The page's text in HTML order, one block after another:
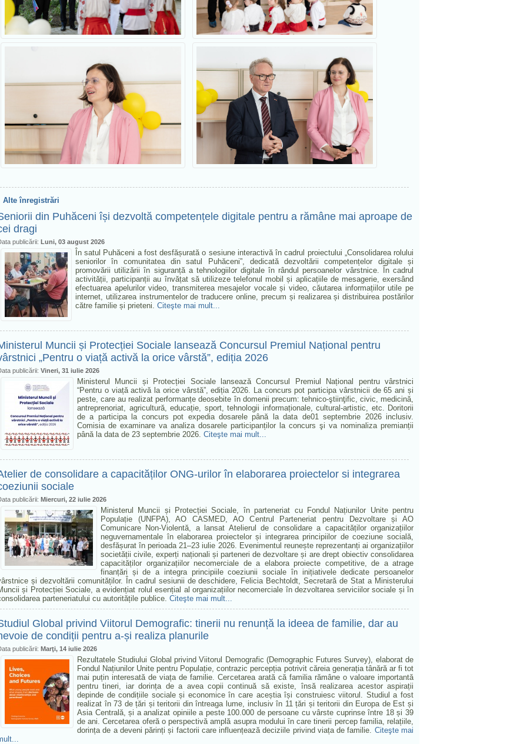
Alte înregistrări
din Puhăceni își dezvoltă competențele digitale pentru a rămâne mai aproape de
dragi
publicării: Luni, 03 august 2026
În satul Puhăceni a fost desfășurată o sesiune interactivă în cadrul proiectului „Consolidarea rolului
seniorilor în comunitatea din satul Puhăceni”, dedicată dezvoltării competențelor digitale și
promovării utilizării în siguranță a tehnologiilor digitale în rândul persoanelor vârstnice. În cadrul
activității, participanții au învățat să utilizeze telefonul mobil și aplicațiile de mesagerie, exersând
efectuarea apelurilor video, transmiterea mesajelor vocale și video, căutarea informațiilor utile pe
internet, utilizarea instrumentelor de traducere online, precum și realizarea și distribuirea postărilor
către familie și prieteni. Citeşte mai mult...
Muncii și Protecției Sociale lansează Concursul Premiul Național pentru
„Pentru o viață activă la orice vârstă”, ediția 2026
publicării: Vineri, 31 iulie 2026
Ministerul Muncii și Protecției Sociale lansează Concursul Premiul Național pentru vârstnici
“Pentru o viață activă la orice vârstă”, ediția 2026. La concurs pot participa vârstnicii de 65 ani și
peste, care au realizat performanțe deosebite în domenii precum: tehnico-ştiinţific, civic, medicină,
antreprenoriat, agricultură, educație, sport, tehnologii informaționale, cultural-artistic, etc. Doritorii
de a participa la concurs pot expedia dosarele până la data de01 septembrie 2026 inclusiv.
Comisia de examinare va analiza dosarele participanților la concurs şi va nominaliza premianții
până la data de 23 septembrie 2026. Citeşte mai mult...
de consolidare a capacităților ONG-urilor în elaborarea proiectelor si integrarea
sociale
publicării: Miercuri, 22 iulie 2026
Ministerul Muncii și Protecției Sociale, în parteneriat cu Fondul Națiunilor Unite pentru
Populație (UNFPA), AO CASMED, AO Centrul Parteneriat pentru Dezvoltare și AO
Comunicare Non-Violentă, a lansat Atelierul de consolidare a capacităților organizațiilor
neguvernamentale în elaborarea proiectelor și integrarea principiilor de coeziune socială,
desfășurat în perioada 21–23 iulie 2026. Evenimentul reunește reprezentanți ai organizațiilor
societății civile, experți naționali și parteneri de dezvoltare și are drept obiectiv consolidarea
capacităților organizațiilor necomerciale de a elabora proiecte competitive, de a atrage
finanțări și de a integra principiile coeziunii sociale în inițiativele dedicate persoanelor
și dezvoltării comunităților. În cadrul sesiunii de deschidere, Felicia Bechtoldt, Secretară de Stat a Ministerului
și Protecției Sociale, a evidențiat rolul esențial al organizațiilor necomerciale în dezvoltarea serviciilor sociale și în
parteneriatului cu autoritățile publice. Citeşte mai mult...
Global privind Viitorul Demografic: tinerii nu renunță la ideea de familie, dar au
de condiții pentru a-și realiza planurile
publicării: Marţi, 14 iulie 2026
Rezultatele Studiului Global privind Viitorul Demografic (Demographic Futures Survey), elaborat de
Fondul Națiunilor Unite pentru Populație, contrazic percepția potrivit căreia generația tânără ar fi tot
mai puțin interesată de viața de familie. Cercetarea arată că familia rămâne o valoare importantă
pentru tineri, iar dorința de a avea copii continuă să existe, însă realizarea acestor aspirații
depinde de condițiile sociale și economice în care aceștia își construiesc viitorul. Studiul a fost
realizat în 73 de țări și teritorii din întreaga lume, inclusiv în 11 țări și teritorii din Europa de Est și
Asia Centrală, și a analizat opiniile a peste 100.000 de persoane cu vârste cuprinse între 18 și 39
de ani. Cercetarea oferă o perspectivă amplă asupra modului în care tinerii percep familia, relațiile,
dorința de a deveni părinți și factorii care influențează deciziile privind viața de familie. Citeşte mai